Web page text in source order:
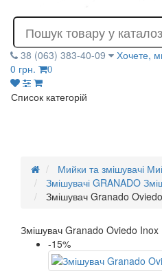
38 (063) 383-40-09
Хочете,
0 грн.
0
Список категорій
Мийки та змішувачі
Змішувачі GRANADO
Змішувач Granado
Змішувач Granado Oviedo Inox
-15%